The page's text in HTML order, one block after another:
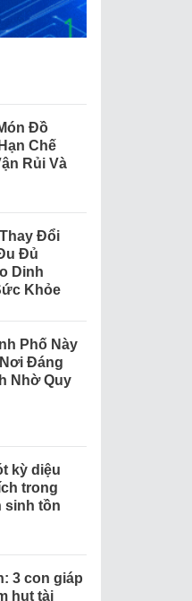
Đồ
Chế
Rủi Và
Đổi
Đủ
Dinh
Khỏe
Phố Này
Đáng
Nhờ Quy
kỳ diệu
trong
sinh tồn
3 con giáp
hụt tài